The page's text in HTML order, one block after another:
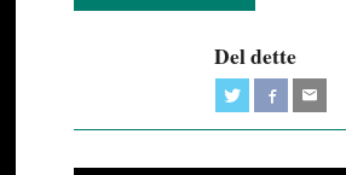
Del dette